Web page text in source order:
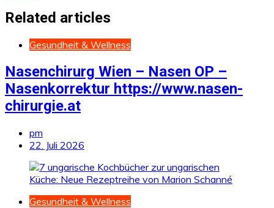
Related articles
Gesundheit & Wellness
Nasenchirurg Wien – Nasen OP –
Nasenkorrektur https://www.nasen-
chirurgie.at
pm
22. Juli 2026
Gesundheit & Wellness